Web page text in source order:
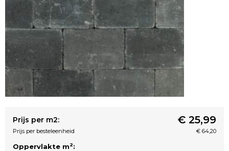
Prijs per m2: € 25,99
Prijs per besteleenheid € 64,20
Oppervlakte m2: